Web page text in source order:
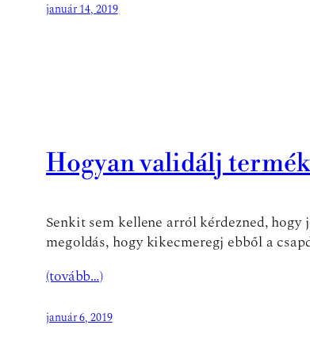
január 14, 2019
Hogyan validálj
Senkit sem kellene arról kérdezned, hogy
megoldás, hogy kikecmeregj ebből a
(tovább…)
január 6, 2019